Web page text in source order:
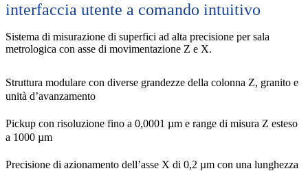
interfaccia utente a comando intuitivo
Sistema di misurazione di superfici ad alta precisione per sala
metrologica con asse di movimentazione Z e X.
Struttura modulare con diverse grandezze della colonna Z, granito e
unità d’avanzamento
Pickup con risoluzione fino a 0,0001 µm e range di misura Z esteso
a 1000 µm
Precisione di azionamento dell’asse X di 0,2 µm con una lunghezza